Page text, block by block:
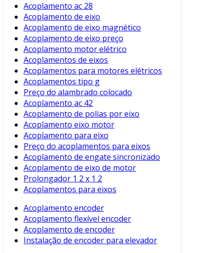
Acoplamento ac 28
Acoplamento de eixo
Acoplamento de eixo magnético
Acoplamento de eixo preço
Acoplamento motor elétrico
Acoplamentos de eixos
Acoplamentos para motores elétricos
Acoplamentos tipo g
Preço do alambrado colocado
Acoplamento ac 42
Acoplamento de polias por eixo
Acoplamento eixo motor
Acoplamento para eixo
Preço do acoplamentos para eixos
Acoplamento de engate sincronizado
Acoplamento de eixo de motor
Prolongador 1 2 x 1 2
Acoplamentos para eixos
Acoplamento encoder
Acoplamento flexível encoder
Acoplamento de encoder
Instalação de encoder para elevador